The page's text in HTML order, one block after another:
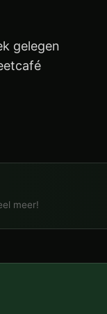
gelegen
meer!